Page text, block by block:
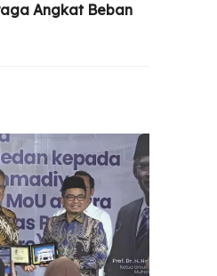
Angkat Beban